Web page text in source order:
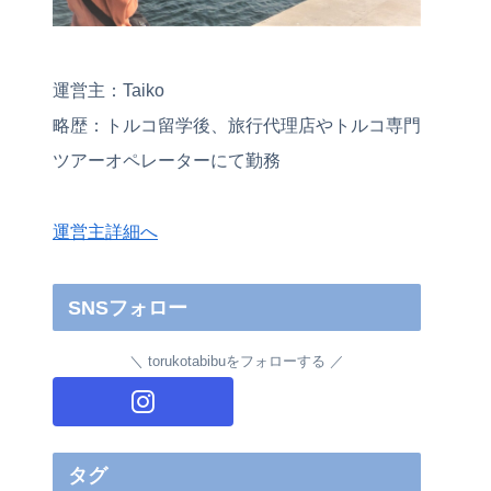
運営主：Taiko
略歴：トルコ留学後、旅行代理店やトルコ専門
ツアーオペレーターにて勤務
運営主詳細へ
SNSフォロー
torukotabibuをフォローする
タグ